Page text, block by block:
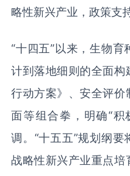
略性新兴产业，政策支
“十四五”以来，生物
计到落地细则的全面
行动方案》、安全评
面等组合拳，明确“
调。“十五五”规划纲
战略性新兴产业重点